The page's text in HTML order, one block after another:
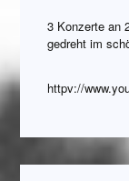
3 Konzerte an
gedreht im
httpv://